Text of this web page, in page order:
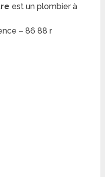
est un plombier à
– 86 88 r